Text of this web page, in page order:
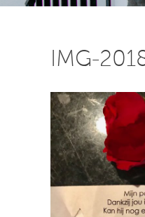
IMG-